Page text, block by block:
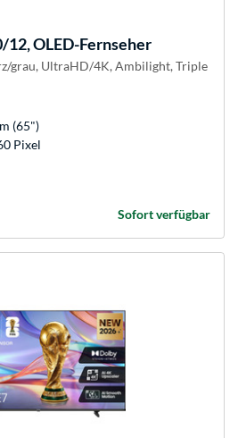
12, OLED-Fernseher
grau, UltraHD/4K, Ambilight, Triple
(65")
Pixel
Sofort verfügbar